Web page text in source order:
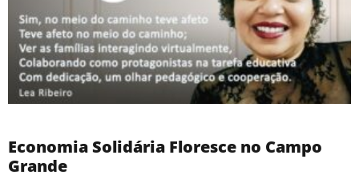
Economia Solidária Floresce no Campo
Grande